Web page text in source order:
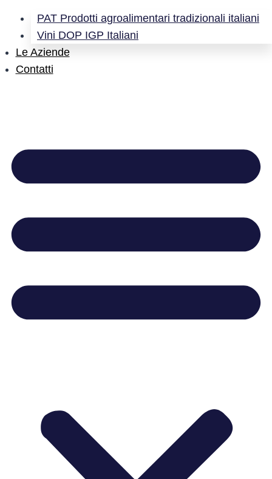
PAT Prodotti agroalimentari tradizionali italiani
Vini DOP IGP Italiani
Le Aziende
Contatti